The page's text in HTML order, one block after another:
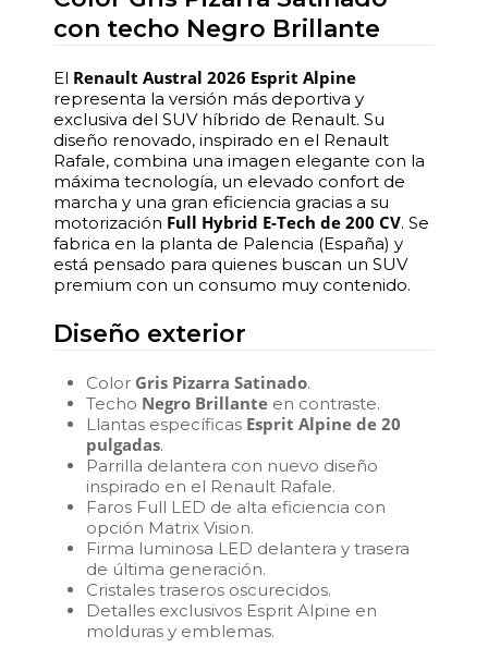
con techo Negro Brillante
El Renault Austral 2026 Esprit Alpine
representa la versión más deportiva y
exclusiva del SUV híbrido de Renault. Su
diseño renovado, inspirado en el Renault
Rafale, combina una imagen elegante con la
máxima tecnología, un elevado confort de
marcha y una gran eficiencia gracias a su
motorización Full Hybrid E-Tech de 200 CV. Se
fabrica en la planta de Palencia (España) y
está pensado para quienes buscan un SUV
premium con un consumo muy contenido.
Diseño exterior
Color Gris Pizarra Satinado.
Techo Negro Brillante en contraste.
Llantas específicas Esprit Alpine de 20
pulgadas.
Parrilla delantera con nuevo diseño
inspirado en el Renault Rafale.
Faros Full LED de alta eficiencia con
opción Matrix Vision.
Firma luminosa LED delantera y trasera
de última generación.
Cristales traseros oscurecidos.
Detalles exclusivos Esprit Alpine en
molduras y emblemas.